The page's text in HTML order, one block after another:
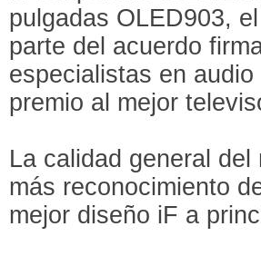
pulgadas OLED903,
parte del acuerdo
especialistas en
premio al mejor
La calidad general
más reconocimiento
mejor diseño iF a